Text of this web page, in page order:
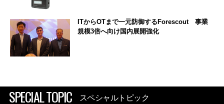
ITからOTまで一元防御するForescout 事業
規模3倍へ向け国内展開強化
SPECIAL TOPIC スペシャルトピック